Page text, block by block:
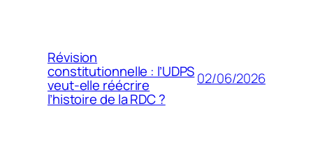
Révision
constitutionnelle : l’UDPS
veut-elle réécrire
l’histoire de la RDC ?
02/06/2026